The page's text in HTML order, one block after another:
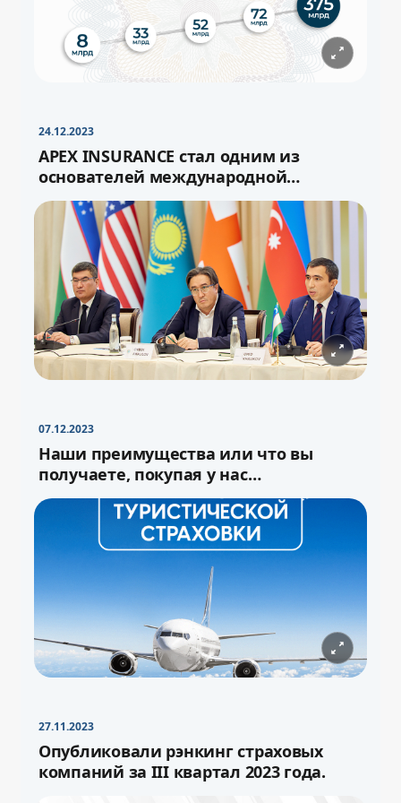
16pt + Свернуть
− 16pt + Свернуть
24.12.2023
APEX INSURANCE стал одним из
основателей международной
перестраховочной ёмкости «Turan»
07.12.2023
Наши преимущества или что вы
получаете, покупая у нас
туристическую страховку
− 16pt
27.11.2023
Опубликовали рэнкинг страховых
компаний за III квартал 2023 года.